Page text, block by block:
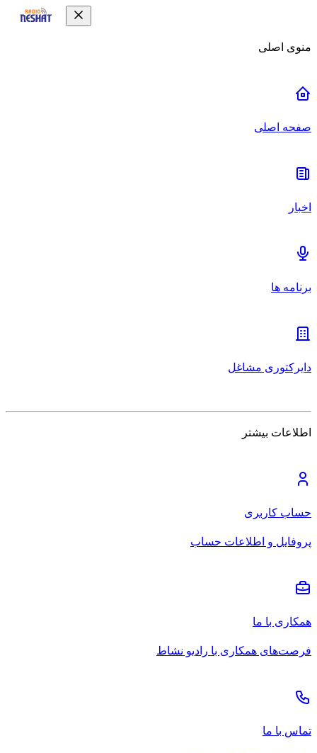
منوی اصلی
صفحه اصلی
اخبار
برنامه ها
دایرکتوری مشاغل
اطلاعات بیشتر
حساب کاربری
پروفایل و اطلاعات حساب
همکاری با ما
فرصت‌های همکاری با رادیو نشاط
تماس با ما